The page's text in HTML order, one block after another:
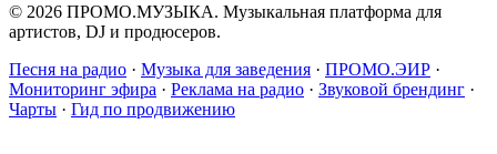
© 2026 ПРОМО.МУЗЫКА. Музыкальная платформа для
артистов, DJ и продюсеров.
Песня на радио · Музыка для заведения · ПРОМО.ЭИР ·
Мониторинг эфира · Реклама на радио · Звуковой брендинг ·
Чарты · Гид по продвижению